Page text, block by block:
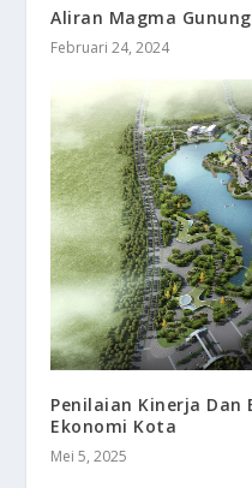
Aliran Magma
Februari 24, 2024
Penilaian Kinerja Dan
Ekonomi Kota
Mei 5, 2025